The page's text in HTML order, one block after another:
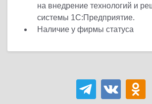
на внедрение технологий и
системы 1С:Предприятие.
Наличие у фирмы статуса